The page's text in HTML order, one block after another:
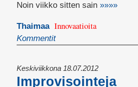
Noin viikko sitten sain»»»»
Thaimaa Innovaatioita
Kommentit
Keskiviikkona 18.07.2012
Improvisointeja